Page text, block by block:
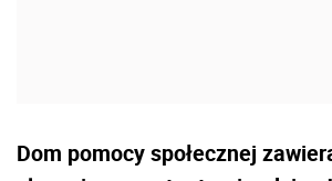
Dom pomocy społecznej